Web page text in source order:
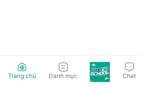
Trang chủ Danh mục Chat